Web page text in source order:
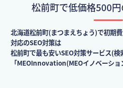
松前町で低価格500
北海道松前町(まつまえちょう)で初期
対応のSEO対策は
松前町で最も安いSEO対策サービス(
「MEOInnovation(MEOイノベーショ